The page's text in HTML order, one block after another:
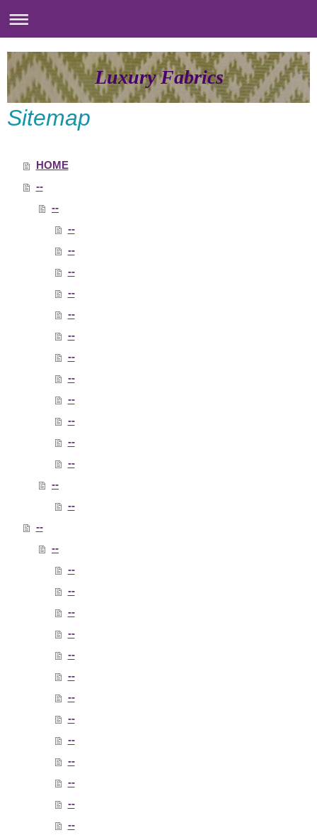
Luxury Fabrics
Sitemap
HOME
--
--
--
--
--
--
--
--
--
--
--
--
--
--
--
--
--
--
--
--
--
--
--
--
--
--
--
--
--
--
--